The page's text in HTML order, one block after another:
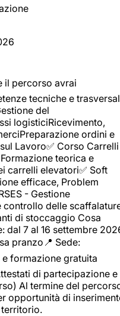
il percorso avrai
tecniche e
del
logisticiRicevimento,
ordini e
Lavoro✅ Corso Carrelli
teorica e
carrelli elevatori✅ Soft
efficace, Problem
- Gestione
delle
di stoccaggio Cosa
dal 7 al 16 settembre
pranzo📍 Sede:
formazione gratuita
di partecipazione e
Al termine del
opportunità di